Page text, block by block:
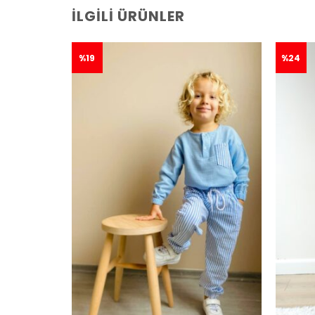
İLGILI ÜRÜNLER
%19 %24